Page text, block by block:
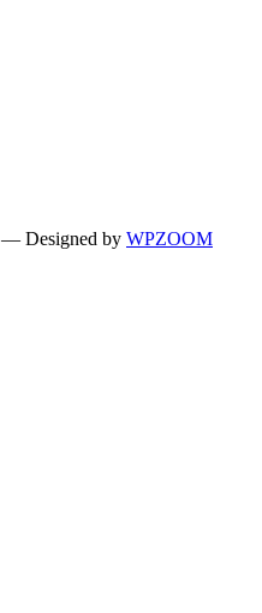
— Designed by WPZOOM